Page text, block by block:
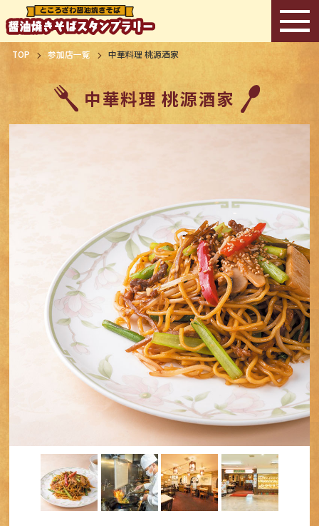
TOP 参加店一覧 中華料理 桃源酒家
中華料理 桃源酒家